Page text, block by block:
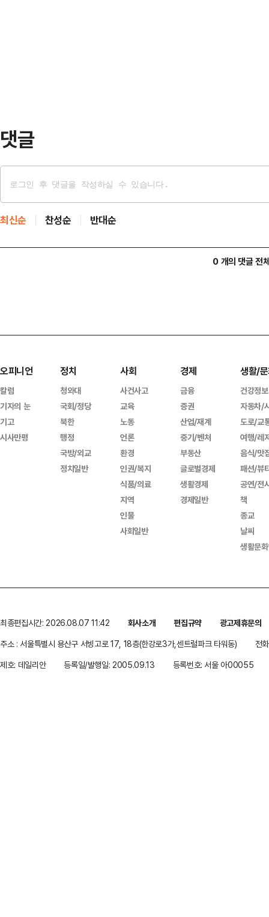
댓글
최신순 찬성순 반대순
0 개의 댓글 전
오피니언
칼럼
기자의 눈
기고
시사만평
정치
청와대
국회/정당
북한
행정
국방/외교
정치일반
사회
사건사고
교육
노동
언론
환경
인권/복지
식품/의료
지역
인물
사회일반
경제
금융
증권
산업/재계
중기/벤처
부동산
글로벌경제
생활경제
경제일반
생활/
건강정보
자동차/
도로/교
여행/레
음식/맛
패션/뷰
공연/전
책
종교
날씨
생활문
최종편집시간: 2026.08.07 11:42 회사소개 편집규약
광고제휴문의
주소 : 서울특별시 용산구 서빙고로 17, 18층(한강로3가,센트럴파크 타워동)
전
제호: 데일리안
등록일/발행일: 2005.09.13 등록번호: 서울 아00055